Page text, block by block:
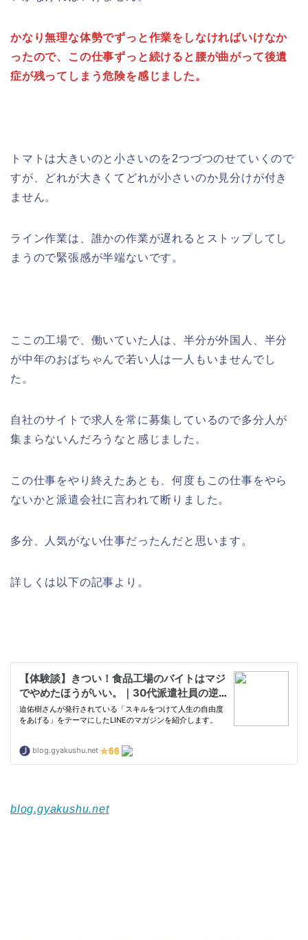
かなり無理な体勢でずっと作業をしなければいけなか
ったので、この仕事ずっと続けると腰が曲がって後遺
症が残ってしまう危険を感じました。
トマトは大きいのと小さいのを2つづつのせていくので
すが、どれが大きくてどれが小さいのか見分けが付き
ません。
ライン作業は、誰かの作業が遅れるとストップしてし
まうので緊張感が半端ないです。
ここの工場で、働いていた人は、半分が外国人、半分
が中年のおばちゃんで若い人は一人もいませんでし
た。
自社のサイトで求人を常に募集しているので多分人が
集まらないんだろうなと感じました。
この仕事をやり終えたあとも、何度もこの仕事をやら
ないかと派遣会社に言われて断りました。
多分、人気がない仕事だったんだと思います。
詳しくは以下の記事より。
blog.gyakushu.net